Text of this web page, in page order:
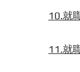
10.就
11.就